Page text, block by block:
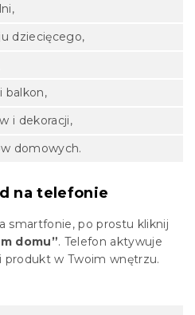
dziecięcego,
balkon,
i dekoracji,
domowych.
na telefonie
smartfonie, po prostu kliknij
domu”. Telefon aktywuje
produkt w Twoim wnętrzu.